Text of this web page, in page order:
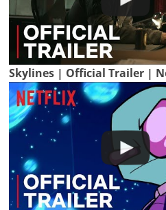
Skylines | Official Trailer |